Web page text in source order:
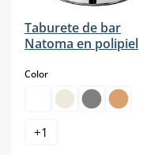
Taburete de bar
Natoma en polipiel
Colorselect
+1